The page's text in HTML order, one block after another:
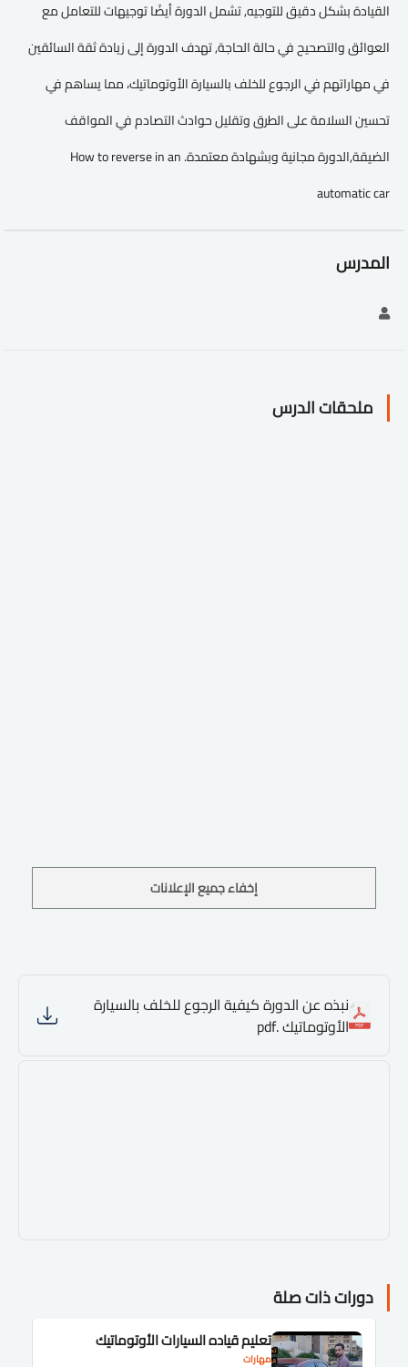
القيادة بشكل دقيق للتوجيه, تشمل الدورة أيضًا توجيهات للتعامل مع
العوائق والتصحيح في حالة الحاجة, تهدف الدورة إلى زيادة ثقة السائقين
في مهاراتهم في الرجوع للخلف بالسيارة الأوتوماتيك، مما يساهم في
تحسين السلامة على الطرق وتقليل حوادث التصادم في المواقف
الضيقة,الدورة مجانية وبشهادة معتمدة. How to reverse in an
automatic car
المدرس
ملحقات الدرس
إخفاء جميع الإعلانات
نبذه عن الدورة كيفية الرجوع للخلف بالسيارة
الأوتوماتيك .pdf
دورات ذات صلة
مهارات
تعليم قياده السيارات الأوتوماتيك